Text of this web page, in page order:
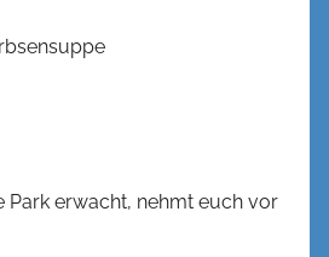
Park erwacht, nehmt euch vor